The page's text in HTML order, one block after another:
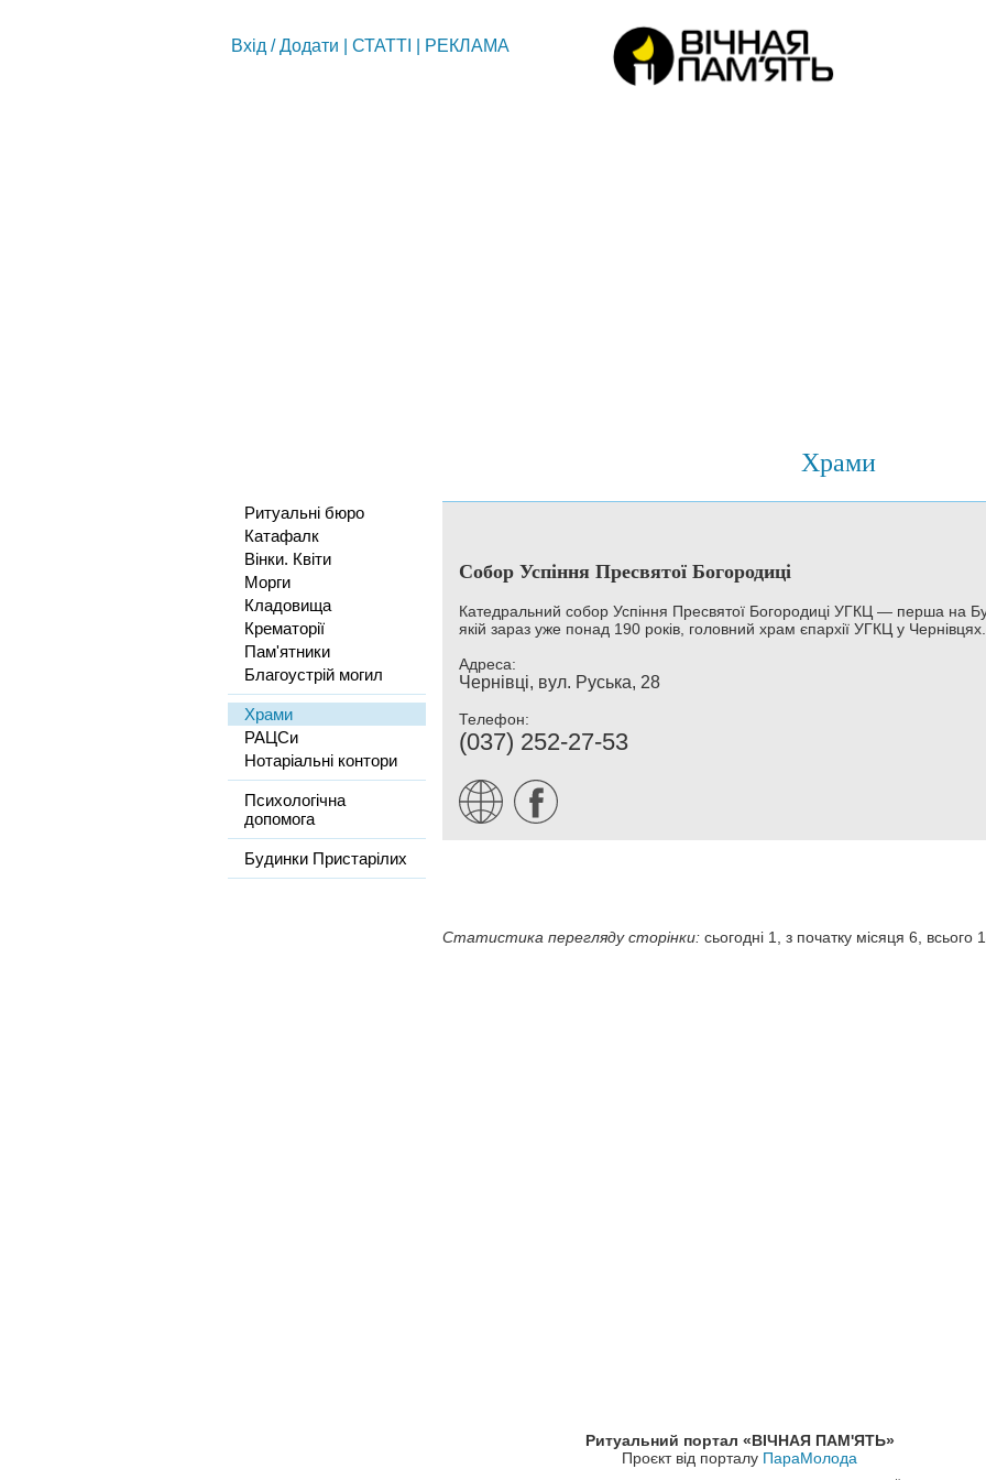
Вхід /Додати СТАТТІ РЕКЛАМА
Храми
Ритуальні бюро
Катафалк
Вінки. Квіти
Морги
Кладовища
Крематорії
Пам'ятники
Благоустрій могил
Храми
РАЦСи
Нотаріальні контори
Психологічна
допомога
Будинки Пристарілих
Собор Успіння Пресвятої Богородиці
Катедральний собор Успіння Пресвятої Богородиці УГКЦ — перша на
якій зараз уже понад 190 років, головний храм єпархії УГКЦ у Чернівцях.
Адреса:
Чернівці, вул. Руська, 28
Телефон:
(037) 252-27-53
Статистика перегляду сторінки: сьогодні 1, з початку місяця 6, всього
Ритуальний портал «ВІЧНАЯ ПАМ'ЯТЬ»
Проєкт від порталу ПараМолода